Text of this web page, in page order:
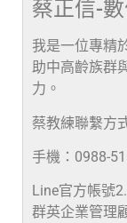
蔡正信-
我是一位專精
助中高齡族群
力。
蔡教練聯繫方
手機：0988-
Line官方帳號
群英企業管理